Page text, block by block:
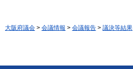
大阪府議会 > 会議情報 > 会議報告 > 議決等結果